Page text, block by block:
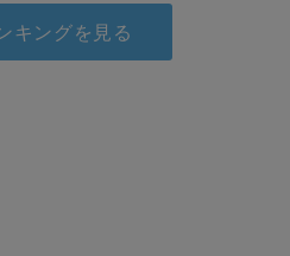
キングを見る